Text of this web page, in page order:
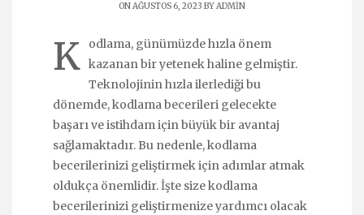
ON AĞUSTOS 6, 2023 BYADMIN
K
odlama, günümüzde hızla önem
kazanan bir yetenek haline gelmiştir.
Teknolojinin hızla ilerlediği bu
dönemde, kodlama becerileri gelecekte
başarı ve istihdam için büyük bir avantaj
sağlamaktadır. Bu nedenle, kodlama
becerilerinizi geliştirmek için adımlar atmak
oldukça önemlidir. İşte size kodlama
becerilerinizi geliştirmenize yardımcı olacak